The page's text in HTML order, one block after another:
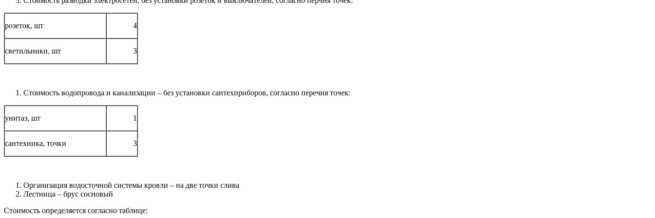
розеток, шт 4
светильники, шт 3
Стоимость водопровода и канализации – без установки сантехприборов, согласно перечня точек:
унитаз, шт 1
сантехника, точки 3
Организация водосточной системы кровли – на две точки слива
Лестница – брус сосновый
Стоимость определяется согласно таблице: